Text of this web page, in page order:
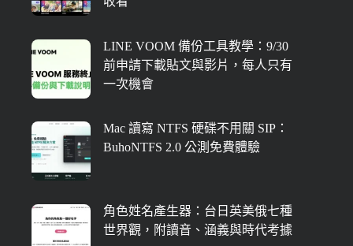
LINE VOOM 備份工具教學：9/30
前申請下載貼文與影片，每人只有
一次機會
Mac 讀寫 NTFS 硬碟不用關 SIP：
BuhoNTFS 2.0 公測免費體驗
角色姓名產生器：台日英美俄七種
世界觀，附讀音、涵義與時代考據